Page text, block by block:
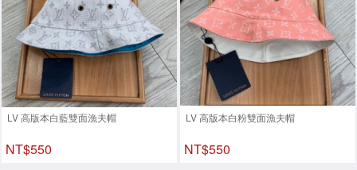
LV 高版本白藍雙面漁夫帽
NT$550
LV 高版本白粉雙面漁夫帽
NT$550